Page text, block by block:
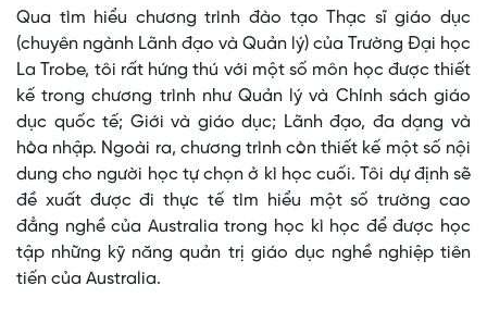
Qua tìm hiểu chương trình đào tạo Thạc sĩ giáo dục
(chuyên ngành Lãnh đạo và Quản lý) của Trường Đại học
La Trobe, tôi rất hứng thú với một số môn học được thiết
kế trong chương trình như Quản lý và Chính sách giáo
dục quốc tế; Giới và giáo dục; Lãnh đạo, đa dạng và
hòa nhập. Ngoài ra, chương trình còn thiết kế một số nội
dung cho người học tự chọn ở kì học cuối. Tôi dự định sẽ
đề xuất được đi thực tế tìm hiểu một số trường cao
đẳng nghề của Australia trong học kì học để được học
tập những kỹ năng quản trị giáo dục nghề nghiệp tiên
tiến của Australia.